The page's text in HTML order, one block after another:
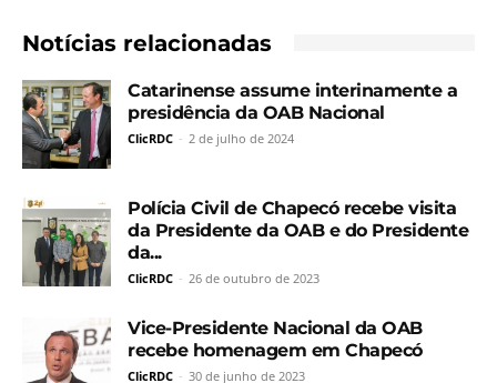
Notícias relacionadas
Catarinense assume interinamente a
presidência da OAB Nacional
ClicRDC - 2 de julho de 2024
Polícia Civil de Chapecó recebe visita
da Presidente da OAB e do Presidente
da...
ClicRDC - 26 de outubro de 2023
Vice-Presidente Nacional da OAB
recebe homenagem em Chapecó
ClicRDC - 30 de junho de 2023